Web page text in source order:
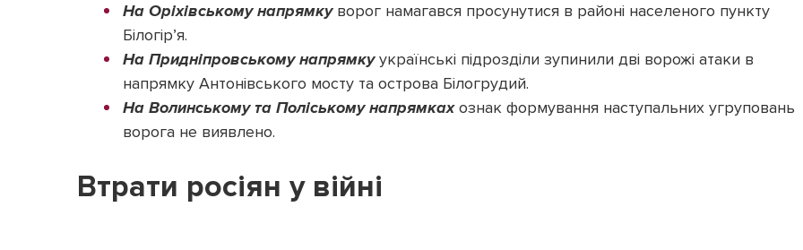
На Оріхівському напрямкуворог намагався просунутися в районі населеного пункту
Білогір’я.
На Придніпровському напрямкуукраїнські підрозділи зупинили дві ворожі атаки в
напрямку Антонівського мосту та острова Білогрудий.
На Волинському та Поліському напрямкахознак формування наступальних угруповань
ворога не виявлено.
Втрати росіян у війні